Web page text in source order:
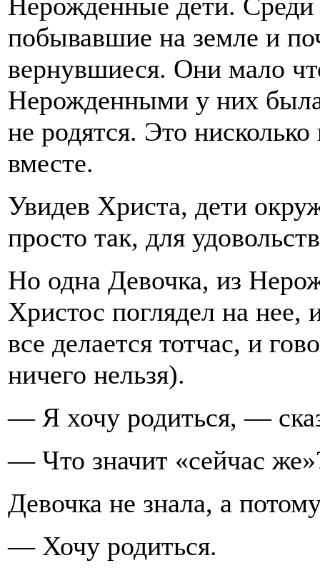
Нерожденные дети. Среди
побывавшие на земле и
вернувшиеся. Они мало
Нерожденными у них
не родятся. Это
вместе.
Увидев Христа, дети
просто так, для
Но одна Девочка, из
Христос поглядел на нее,
все делается тотчас, и
ничего нельзя).
— Я хочу родиться, —
— Что значит «сейчас
Девочка не знала, а
— Хочу родиться.